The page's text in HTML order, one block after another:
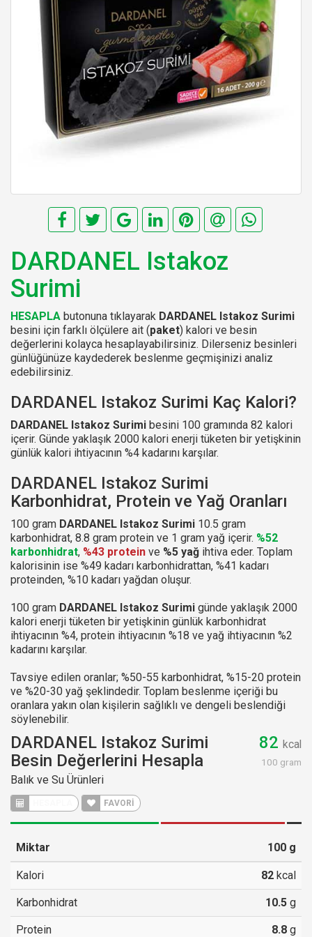
DARDANEL Istakoz
Surimi
HESAPLA butonuna tıklayarak DARDANEL Istakoz Surimi
besini için farklı ölçülere ait (paket) kalori ve besin
değerlerini kolayca hesaplayabilirsiniz. Dilerseniz besinleri
günlüğünüze kaydederek beslenme geçmişinizi analiz
edebilirsiniz.
DARDANEL Istakoz Surimi Kaç Kalori?
DARDANEL Istakoz Surimi besini 100 gramında 82 kalori
içerir. Günde yaklaşık 2000 kalori enerji tüketen bir yetişkinin
günlük kalori ihtiyacının %4 kadarını karşılar.
DARDANEL Istakoz Surimi
Karbonhidrat, Protein ve Yağ Oranları
100 gram DARDANEL Istakoz Surimi 10.5 gram
karbonhidrat, 8.8 gram protein ve 1 gram yağ içerir. %52
karbonhidrat, %43 protein ve %5 yağ ihtiva eder. Toplam
kalorisinin ise %49 kadarı karbonhidrattan, %41 kadarı
proteinden, %10 kadarı yağdan oluşur.
100 gram DARDANEL Istakoz Surimi günde yaklaşık 2000
kalori enerji tüketen bir yetişkinin günlük karbonhidrat
ihtiyacının %4, protein ihtiyacının %18 ve yağ ihtiyacının %2
kadarını karşılar.
Tavsiye edilen oranlar; %50-55 karbonhidrat, %15-20 protein
ve %20-30 yağ şeklindedir. Toplam beslenme içeriği bu
oranlara yakın olan kişilerin sağlıklı ve dengeli beslendiği
söylenebilir.
DARDANEL Istakoz Surimi
Besin Değerlerini Hesapla
Balık ve Su Ürünleri
FAVORİ
82 kcal
100 gram
Miktar 100 g
Kalori 82 kcal
Karbonhidrat 10.5 g
Protein 8.8 g